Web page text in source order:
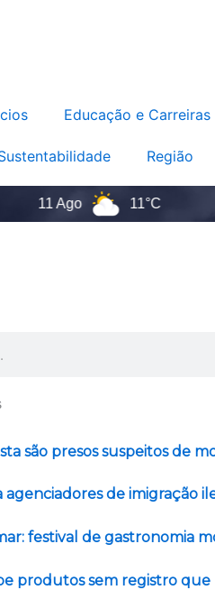
Educação e Carreiras
Região
11°C 12
são presos suspeitos de
agenciadores de imigração
festival de gastronomia
produtos sem registro